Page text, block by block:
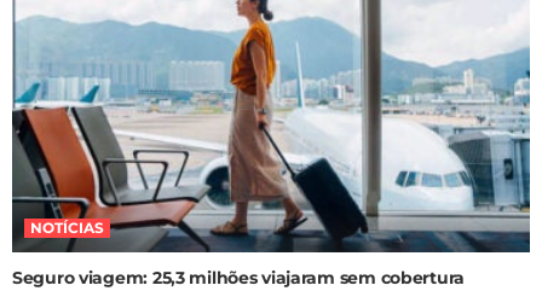
NOTÍCIAS
Seguro viagem: 25,3 milhões viajaram sem cobertura